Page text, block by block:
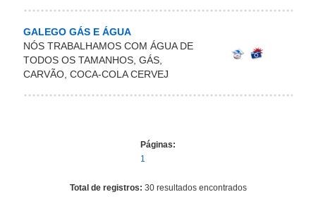
GALEGO GÁS E ÁGUA
NÓS TRABALHAMOS COM ÁGUA DE
TODOS OS TAMANHOS, GÁS,
CARVÃO, COCA-COLA CERVEJ
Páginas:
1
Total de registros: 30 resultados encontrados